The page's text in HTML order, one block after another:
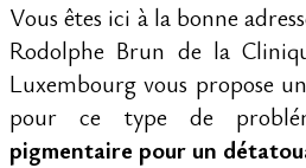
Vous êtes ici à la bonne
Rodolphe Brun de la
Luxembourg vous propose
pour ce type de
pigmentaire pour un